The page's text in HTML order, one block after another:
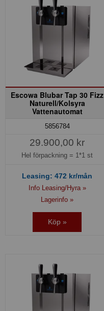
Escowa Blubar Tap 30 Fizz
Naturell/Kolsyra
Vattenautomat
5856784
29.900,00 kr
Hel förpackning = 1*1 st
Leasing: 472 kr/mån
Info Leasing/Hyra »
Lagerinfo »
Köp »